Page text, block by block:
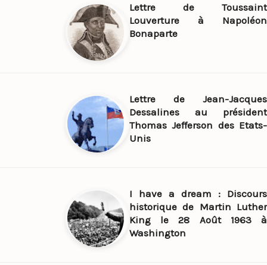
Lettre de Toussaint
Louverture à Napoléon
Bonaparte
Lettre de Jean-Jacques
Dessalines au président
Thomas Jefferson des Etats-
Unis
I have a dream : Discours
historique de Martin Luther
King le 28 Août 1963 à
Washington